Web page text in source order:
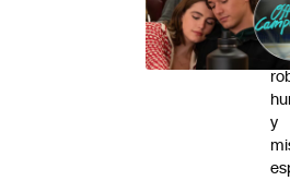
y